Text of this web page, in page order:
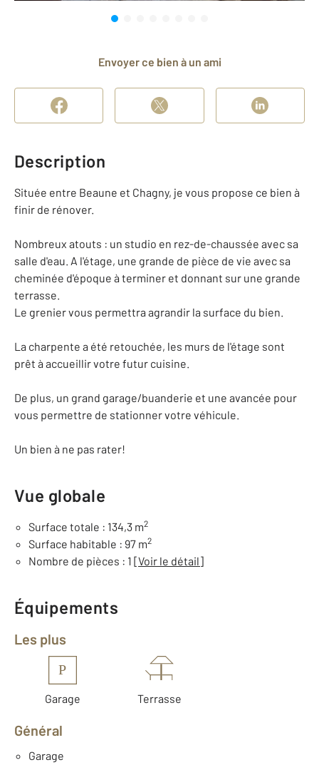
Envoyer ce bien à un ami
Description
Située entre Beaune et Chagny, je vous propose ce bien à
finir de rénover.
Nombreux atouts : un studio en rez-de-chaussée avec sa
salle d'eau. A l'étage, une grande de pièce de vie avec sa
cheminée d'époque à terminer et donnant sur une grande
terrasse.
Le grenier vous permettra agrandir la surface du bien.
La charpente a été retouchée, les murs de l'étage sont
prêt à accueillir votre futur cuisine.
De plus, un grand garage/buanderie et une avancée pour
vous permettre de stationner votre véhicule.
Un bien à ne pas rater!
Vue globale
Surface totale : 134,3 m2
Surface habitable : 97 m2
Nombre de pièces : 1 [Voir le détail]
Équipements
Les plus
P
Garage Terrasse
Général
Garage